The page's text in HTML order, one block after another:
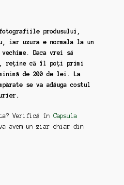
produsului,
iar uzura e normala la un
vechime. Daca vrei să
reține că îl poți primi
de 200 de lei. La
se va adăuga costul
ta? Verifică în Capsula
avem un ziar chiar din